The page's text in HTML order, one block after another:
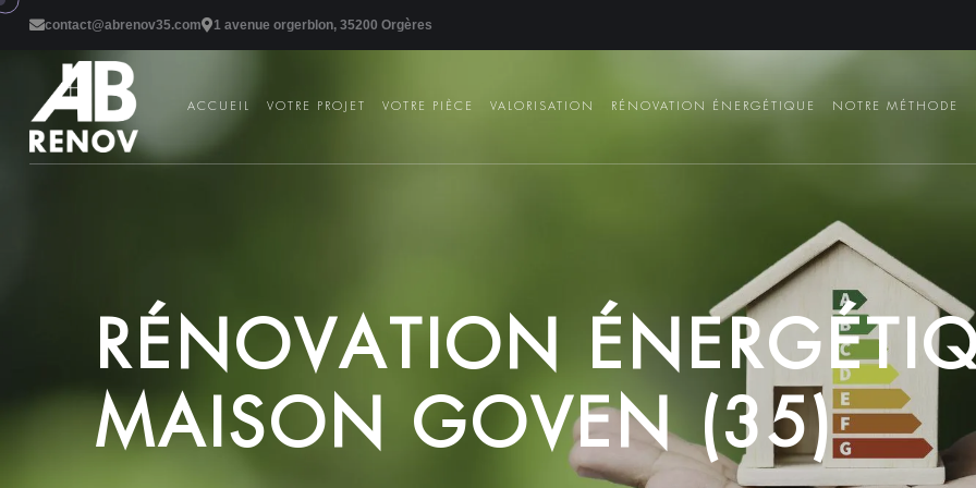
contact@abrenov35.com 1 avenue orgerblon, 35200 Orgères
ACCUEIL VOTRE PROJET VOTRE PIÈCE VALORISATION RÉNOVATION ÉNERGÉTIQUE NOTRE MÉTHODE
RÉNOVATION ÉNERGÉTI
MAISON GOVEN (35)